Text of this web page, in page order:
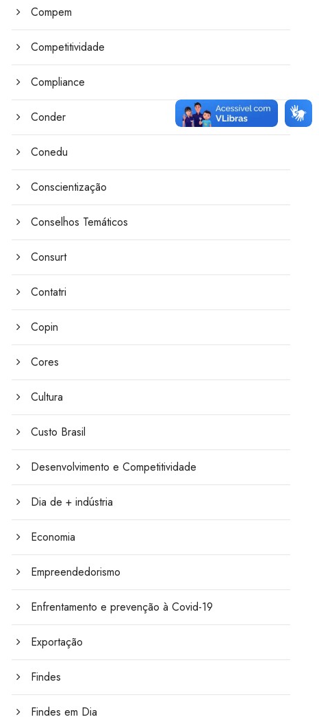
Compem
Competitividade
Compliance
Conder
Conedu
Conscientização
Conselhos Temáticos
Consurt
Contatri
Copin
Cores
Cultura
Custo Brasil
Desenvolvimento e Competitividade
Dia de + indústria
Economia
Empreendedorismo
Enfrentamento e prevenção à Covid-19
Exportação
Findes
Findes em Dia